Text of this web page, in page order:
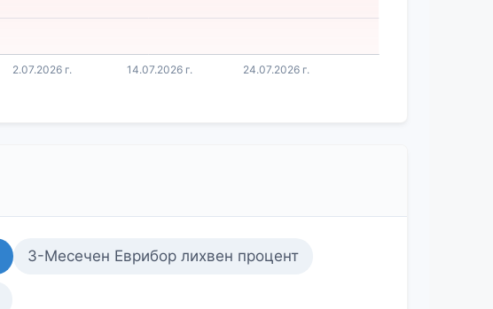
3-Месечен Еврибор лихвен процент